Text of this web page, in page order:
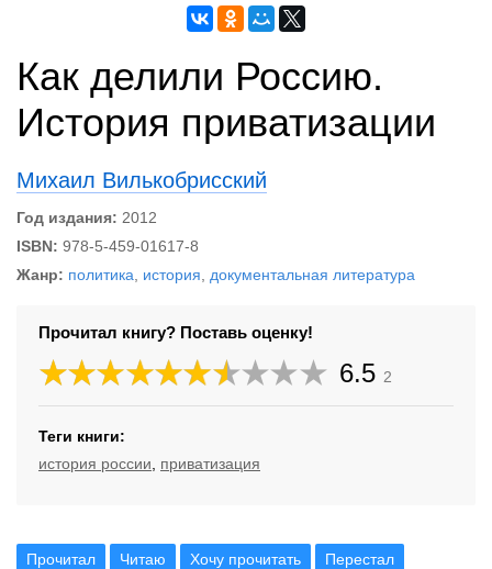
Как делили Россию.
История приватизации
Михаил Вилькобрисский
Год издания: 2012
ISBN: 978-5-459-01617-8
Жанр: политика история документальная литература
Прочитал книгу? Поставь оценку!
6.5 2
Теги книги:
история россии
приватизация
Прочитал Читаю Хочу прочитать Перестал